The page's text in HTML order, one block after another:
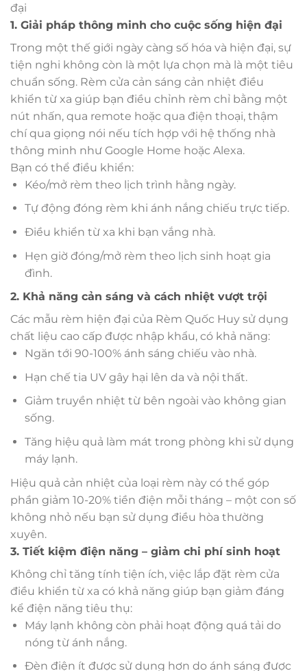
đại
1. Giải pháp thông minh cho cuộc sống hiện đại
Trong một thế giới ngày càng số hóa và hiện đại, sự
tiện nghi không còn là một lựa chọn mà là một tiêu
chuẩn sống. Rèm cửa cản sáng cản nhiệt điều
khiển từ xa giúp bạn điều chỉnh rèm chỉ bằng một
nút nhấn, qua remote hoặc qua điện thoại, thậm
chí qua giọng nói nếu tích hợp với hệ thống nhà
thông minh như Google Home hoặc Alexa.
Bạn có thể điều khiển:
Kéo/mở rèm theo lịch trình hằng ngày.
Tự động đóng rèm khi ánh nắng chiếu trực tiếp.
Điều khiển từ xa khi bạn vắng nhà.
Hẹn giờ đóng/mở rèm theo lịch sinh hoạt gia
đình.
2. Khả năng cản sáng và cách nhiệt vượt trội
Các mẫu rèm hiện đại của Rèm Quốc Huy sử dụng
chất liệu cao cấp được nhập khẩu, có khả năng:
Ngăn tới 90-100% ánh sáng chiếu vào nhà.
Hạn chế tia UV gây hại lên da và nội thất.
Giảm truyền nhiệt từ bên ngoài vào không gian
sống.
Tăng hiệu quả làm mát trong phòng khi sử dụng
máy lạnh.
Hiệu quả cản nhiệt của loại rèm này có thể góp
phần giảm 10-20% tiền điện mỗi tháng – một con số
không nhỏ nếu bạn sử dụng điều hòa thường
xuyên.
3. Tiết kiệm điện năng – giảm chi phí sinh hoạt
Không chỉ tăng tính tiện ích, việc lắp đặt rèm cửa
điều khiển từ xa có khả năng giúp bạn giảm đáng
kể điện năng tiêu thụ:
Máy lạnh không còn phải hoạt động quá tải do
nóng từ ánh nắng.
Đèn điện ít được sử dụng hơn do ánh sáng được